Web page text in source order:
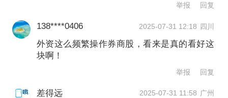
举报 回复
138****0406 2025-07-31 12:18 四川
外资这么频繁操作券商股，看来是真的看好这
块啊！
举报 回复
差得远 2025-07-31 11:58 广州